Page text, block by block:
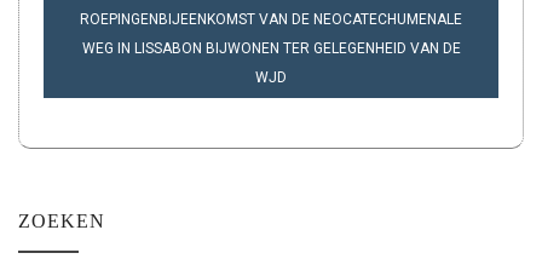
ROEPINGENBIJEENKOMST VAN DE NEOCATECHUMENALE
WEG IN LISSABON BIJWONEN TER GELEGENHEID VAN DE
WJD
ZOEKEN